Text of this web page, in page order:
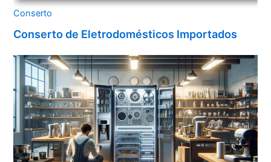
Conserto
Conserto de Eletrodomésticos Importados